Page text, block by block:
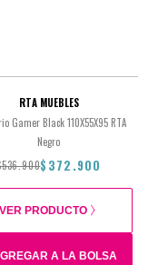
RTA MUEBLES
Gamer Black 110X55X95 RTA
Negro
$372.900
A LA BOLSA
VER PRODUCTO